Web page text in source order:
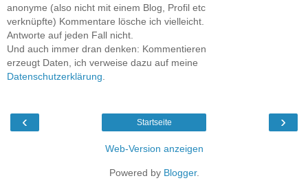
anonyme (also nicht mit einem Blog, Profil etc
verknüpfte) Kommentare lösche ich vielleicht.
Antworte auf jeden Fall nicht.
Und auch immer dran denken: Kommentieren
erzeugt Daten, ich verweise dazu auf meine
Datenschutzerklärung
‹ ›
Startseite
Web-Version anzeigen
Powered by Blogger.